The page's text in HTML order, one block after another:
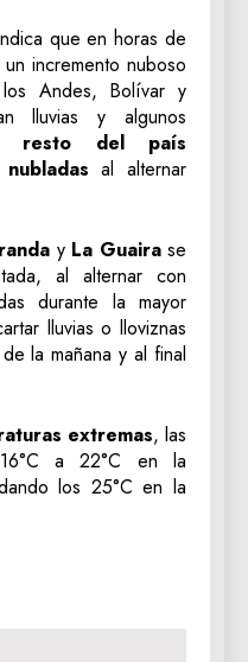
que en horas de
incremento nuboso
Andes, Bolívar y
lluvias y algunos
resto del país
al alternar
yLa Guairase
al alternar con
durante la mayor
lluvias o lloviznas
la mañana y al final
extremas, las
a 22°C en la
los 25°C en la